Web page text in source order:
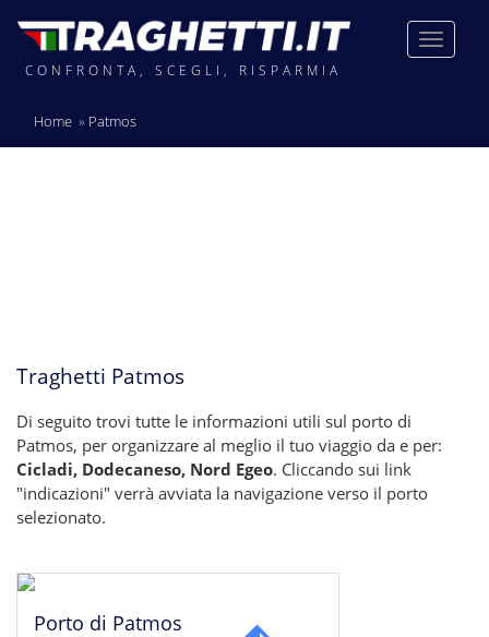
CONFRONTA, SCEGLI, RISPARMIA
Home Patmos
Traghetti Patmos
Di seguito trovi tutte le informazioni utili sul porto di
Patmos, per organizzare al meglio il tuo viaggio da e per:
Cicladi, Dodecaneso, Nord Egeo. Cliccando sui link
"indicazioni" verrà avviata la navigazione verso il porto
selezionato.
Porto di Patmos